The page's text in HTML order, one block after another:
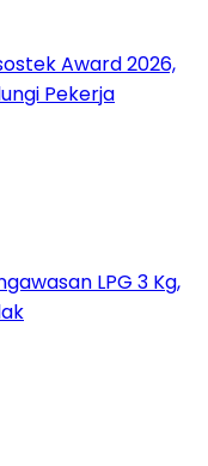
Award 2026,
Pekerja
LPG 3 Kg,